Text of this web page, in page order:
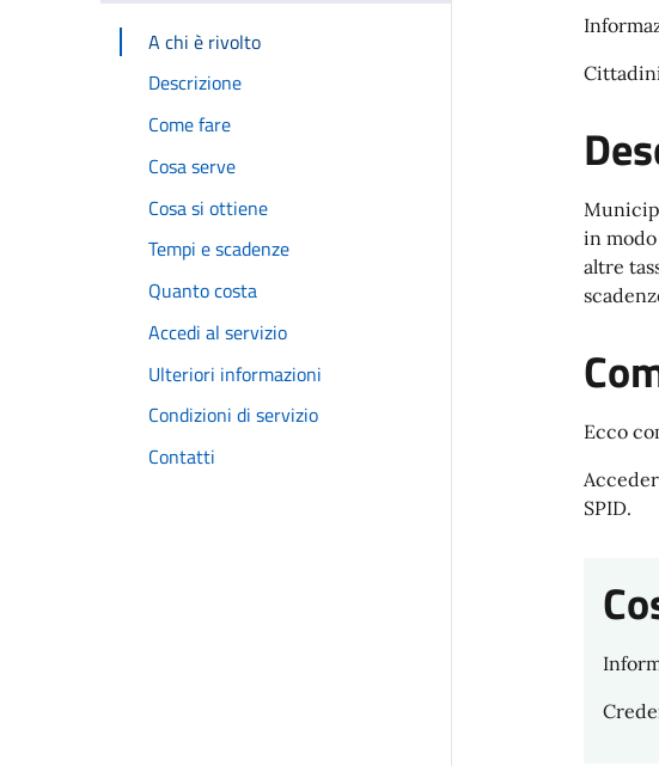
A chi è rivolto
Descrizione
Come fare
Cosa serve
Cosa si ottiene
Tempi e scadenze
Quanto costa
Accedi al servizio
Ulteriori informazioni
Condizioni di servizio
Contatti
in
altre
Ecco
SPID.